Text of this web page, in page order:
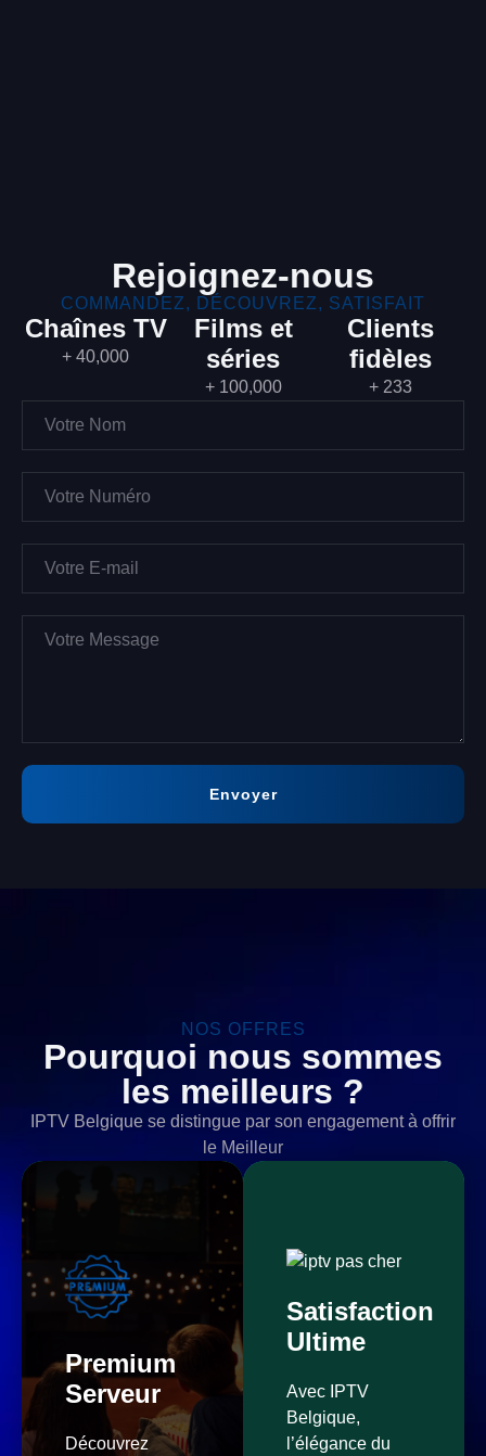
Rejoignez-nous
COMMANDEZ, DÉCOUVREZ, SATISFAIT
Chaînes TV
+ 40,000
Films et
séries
+ 100,000
Clients
fidèles
+ 233
Envoyer
NOS OFFRES
Pourquoi nous sommes
les meilleurs ?
IPTV Belgique se distingue par son engagement à offrir
le Meilleur
Premium
Serveur
Découvrez
Satisfaction
Ultime
Avec IPTV
Belgique,
l’élégance du